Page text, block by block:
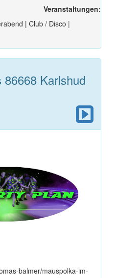
Veranstaltungen:
| Club / Disco |
86668 Karlshud
balmer/mauspolka-im-